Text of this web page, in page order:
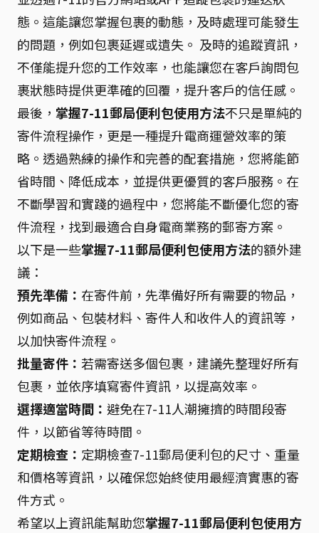
態。這能讓您掌握包裹的動態，及時處理可能發生
的問題，例如包裹延遲或遺失。 及時的追蹤資訊，
不僅能提升您的工作效率，也能讓您在客戶詢問包
裹狀態時提供更準確的回覆，提升客戶的信任感。
最後， 掌握7-11郵局便利包使用方法不只是單純的
寄件流程操作，更是一種提升電商運營效率的策
略。透過熟練的操作和完善的配套措施，您將能節
省時間、降低成本，並提供更優質的客戶服務。在
不斷學習和實踐的過程中，您將能不斷優化您的寄
件流程，找到最適合自身電商業務的郵寄方案。
以下是一些掌握7-11郵局便利包使用方法的額外建
議：
預先準備： 在寄件前，先準備好所有需要的物品，
例如商品、包裝材料、寄件人和收件人的資訊等，
以加快寄件流程。
批量寄件： 若需寄送多個包裹，建議先整理好所有
包裹，並依序填寫寄件資訊，以提高效率。
選擇適當時間： 避免在7-11人潮擁擠的時間段寄
件，以節省等待時間。
定期檢查： 定期檢查7-11郵局便利包的尺寸、重量
和價格等資訊，以確保您始終使用最經濟實惠的寄
件方式。
希望以上資訊能幫助您掌握7-11郵局便利包使用方